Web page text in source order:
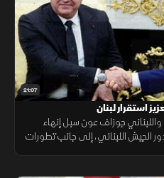
21:07
استقرار لبنان
جوزاف عون سبل إنهاء
الجيش اللبناني، إلى جانب تطورات